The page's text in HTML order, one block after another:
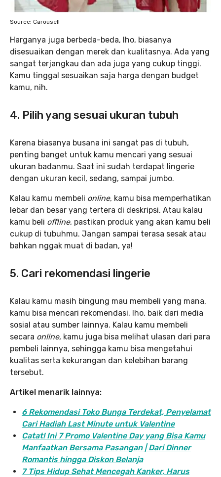
Source: Carousell
Harganya juga berbeda-beda, lho, biasanya
disesuaikan dengan merek dan kualitasnya. Ada yang
sangat terjangkau dan ada juga yang cukup tinggi.
Kamu tinggal sesuaikan saja harga dengan budget
kamu, nih.
4. Pilih yang sesuai ukuran tubuh
Karena biasanya busana ini sangat pas di tubuh,
penting banget untuk kamu mencari yang sesuai
ukuran badanmu. Saat ini sudah terdapat lingerie
dengan ukuran kecil, sedang, sampai jumbo.
Kalau kamu membeli online, kamu bisa memperhatikan
lebar dan besar yang tertera di deskripsi. Atau kalau
kamu beli offline, pastikan produk yang akan kamu beli
cukup di tubuhmu. Jangan sampai terasa sesak atau
bahkan nggak muat di badan, ya!
5. Cari rekomendasi lingerie
Kalau kamu masih bingung mau membeli yang mana,
kamu bisa mencari rekomendasi, lho, baik dari media
sosial atau sumber lainnya. Kalau kamu membeli
secara online, kamu juga bisa melihat ulasan dari para
pembeli lainnya, sehingga kamu bisa mengetahui
kualitas serta kekurangan dan kelebihan barang
tersebut.
Artikel menarik lainnya:
6 Rekomendasi Toko Bunga Terdekat, Penyelamat
Cari Hadiah Last Minute untuk Valentine
Catat! Ini 7 Promo Valentine Day yang Bisa Kamu
Manfaatkan Bersama Pasangan | Dari Dinner
Romantis hingga Diskon Belanja
7 Tips Hidup Sehat Mencegah Kanker, Harus